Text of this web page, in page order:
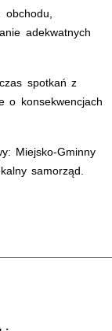
obchodu,
adekwatnych
spotkań z
o konsekwencjach
Miejsko-Gminny
samorząd.